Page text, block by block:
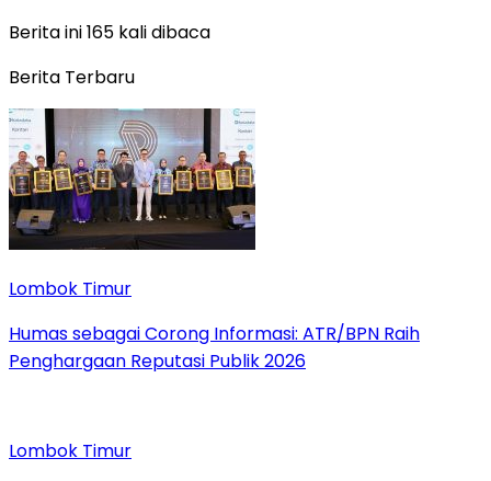
Berita ini 165 kali dibaca
Berita Terbaru
Lombok Timur
Humas sebagai Corong Informasi: ATR/BPN Raih
Penghargaan Reputasi Publik 2026
Lombok Timur